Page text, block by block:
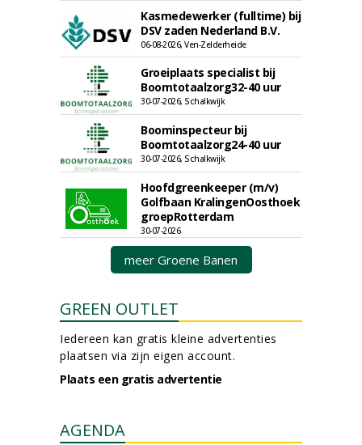
Kasmedewerker (fulltime) bij
DSV zaden Nederland B.V.
06-08-2026, Ven-Zelderheide
Groeiplaats specialist bij
Boomtotaalzorg32-40 uur
30-07-2026, Schalkwijk
Boominspecteur bij
Boomtotaalzorg24-40 uur
30-07-2026, Schalkwijk
Hoofdgreenkeeper (m/v)
Golfbaan KralingenOosthoek
groepRotterdam
30-07-2026
meer Groene Banen
GREEN OUTLET
Iedereen kan gratis kleine advertenties
plaatsen via zijn eigen account.
Plaats een gratis advertentie
AGENDA